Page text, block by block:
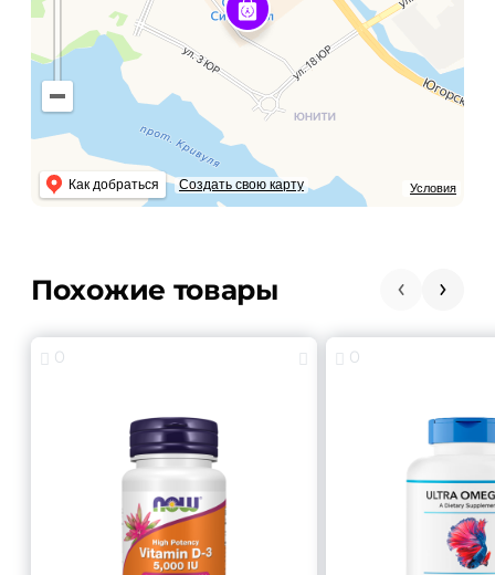
Условия
Как добраться Создать свою карту
Похожие товары
0 0